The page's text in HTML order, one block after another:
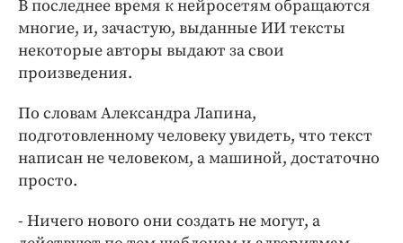
В последнее время к нейросетям обращаются
многие, и, зачастую, выданные ИИ тексты
некоторые авторы выдают за свои
произведения.
По словам Александра Лапина,
подготовленному человеку увидеть, что текст
написан не человеком, а машиной, достаточно
просто.
- Ничего нового они создать не могут, а